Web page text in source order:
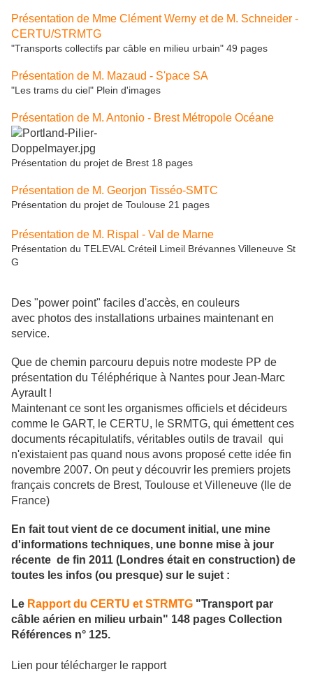
Présentation de Mme Clément Werny et de M. Schneider -
CERTU/STRMTG
"Transports collectifs par câble en milieu urbain" 49 pages
Présentation de M. Mazaud - S'pace SA
"Les trams du ciel" Plein d'images
Présentation de M. Antonio - Brest Métropole Océane
Présentation du projet de Brest 18 pages
Présentation de M. Georjon Tisséo-SMTC
Présentation du projet de Toulouse 21 pages
Présentation de M. Rispal - Val de Marne
Présentation du TELEVAL Créteil Limeil Brévannes Villeneuve St
G
Des "power point" faciles d'accès, en couleurs
avec photos des installations urbaines maintenant en
service.
Que de chemin parcouru depuis notre modeste PP de
présentation du Téléphérique à Nantes pour Jean-Marc
Ayrault !
Maintenant ce sont les organismes officiels et décideurs
comme le GART, le CERTU, le SRMTG, qui émettent ces
documents récapitulatifs, véritables outils de travail qui
n'existaient pas quand nous avons proposé cette idée fin
novembre 2007. On peut y découvrir les premiers projets
français concrets de Brest, Toulouse et Villeneuve (Ile de
France)
En fait tout vient de ce document initial, une mine
d'informations techniques, une bonne mise à jour
récente de fin 2011 (Londres était en construction) de
toutes les infos (ou presque) sur le sujet :
Le Rapport du CERTU et STRMTG "Transport par
câble aérien en milieu urbain" 148 pages Collection
Références n° 125.
Lien pour télécharger le rapport